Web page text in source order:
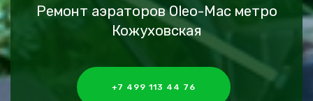
Ремонт аэраторов Oleo-Mac метро
Кожуховская
+7 499 113 44 76